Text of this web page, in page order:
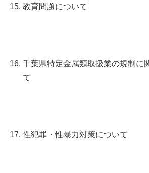
教育問題について
千葉県特定金属類取扱業の規制に
て
性犯罪・性暴力対策について